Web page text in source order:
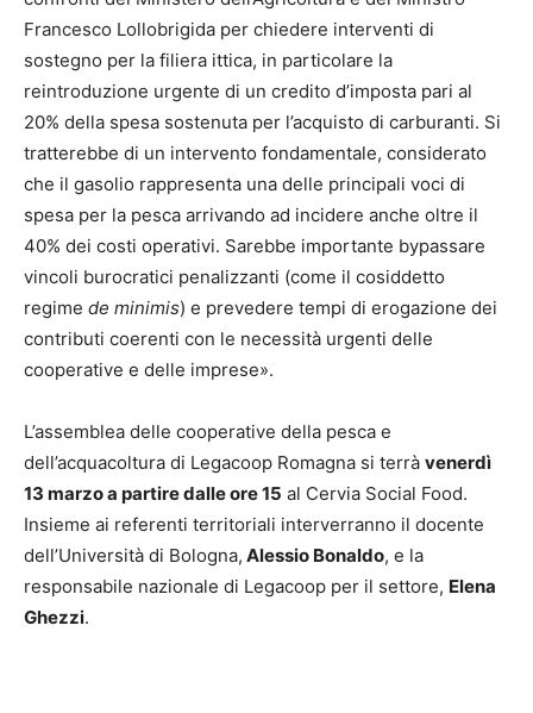
Francesco Lollobrigida per chiedere interventi di
sostegno per la filiera ittica, in particolare la
reintroduzione urgente di un credito d’imposta pari al
20% della spesa sostenuta per l’acquisto di carburanti. Si
tratterebbe di un intervento fondamentale, considerato
che il gasolio rappresenta una delle principali voci di
spesa per la pesca arrivando ad incidere anche oltre il
40% dei costi operativi. Sarebbe importante bypassare
vincoli burocratici penalizzanti (come il cosiddetto
regime de minimis) e prevedere tempi di erogazione dei
contributi coerenti con le necessità urgenti delle
cooperative e delle imprese».
L’assemblea delle cooperative della pesca e
dell’acquacoltura di Legacoop Romagna si terrà venerdì
13 marzo a partire dalle ore 15 al Cervia Social Food.
Insieme ai referenti territoriali interverranno il docente
dell’Università di Bologna, Alessio Bonaldo, e la
responsabile nazionale di Legacoop per il settore, Elena
Ghezzi.